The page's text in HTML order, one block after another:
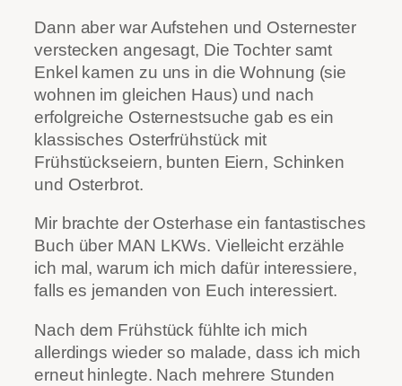
Dann aber war Aufstehen und Osternester
verstecken angesagt, Die Tochter samt
Enkel kamen zu uns in die Wohnung (sie
wohnen im gleichen Haus) und nach
erfolgreiche Osternestsuche gab es ein
klassisches Osterfrühstück mit
Frühstückseiern, bunten Eiern, Schinken
und Osterbrot.
Mir brachte der Osterhase ein fantastisches
Buch über MAN LKWs. Vielleicht erzähle
ich mal, warum ich mich dafür interessiere,
falls es jemanden von Euch interessiert.
Nach dem Frühstück fühlte ich mich
allerdings wieder so malade, dass ich mich
erneut hinlegte. Nach mehrere Stunden